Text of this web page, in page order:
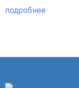
подробнее